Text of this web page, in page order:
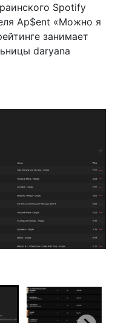
Spotify
Ap$ent «Можно я
занимает
daryana